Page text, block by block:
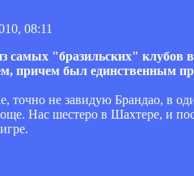
08:11
самых "бразильских" клубов
причем был единственным
точно не завидую Брандао, в
Нас шестеро в Шахтере, и